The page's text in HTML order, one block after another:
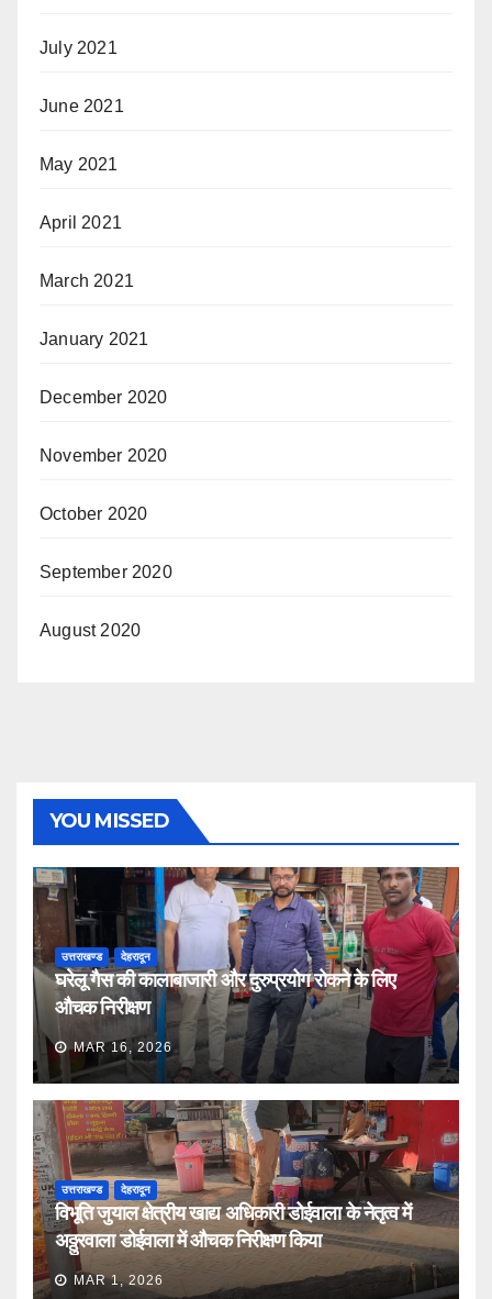
July 2021
June 2021
May 2021
April 2021
March 2021
January 2021
December 2020
November 2020
October 2020
September 2020
August 2020
YOU MISSED
उत्तराखण्ड देहरादून
घरेलू गैस की कालाबाजारी और दुरुप्रयोग रोकने के लिए
औचक निरीक्षण
MAR 16, 2026
उत्तराखण्ड देहरादून
विभूति जुयाल क्षेत्रीय खाद्य अधिकारी डोईवाला के नेतृत्व में
अठ्ठुरवाला डोईवाला में औचक निरीक्षण किया
MAR 1, 2026